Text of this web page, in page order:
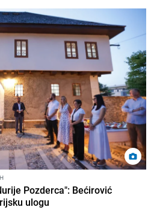
Pozderca": Bećirović
ulogu